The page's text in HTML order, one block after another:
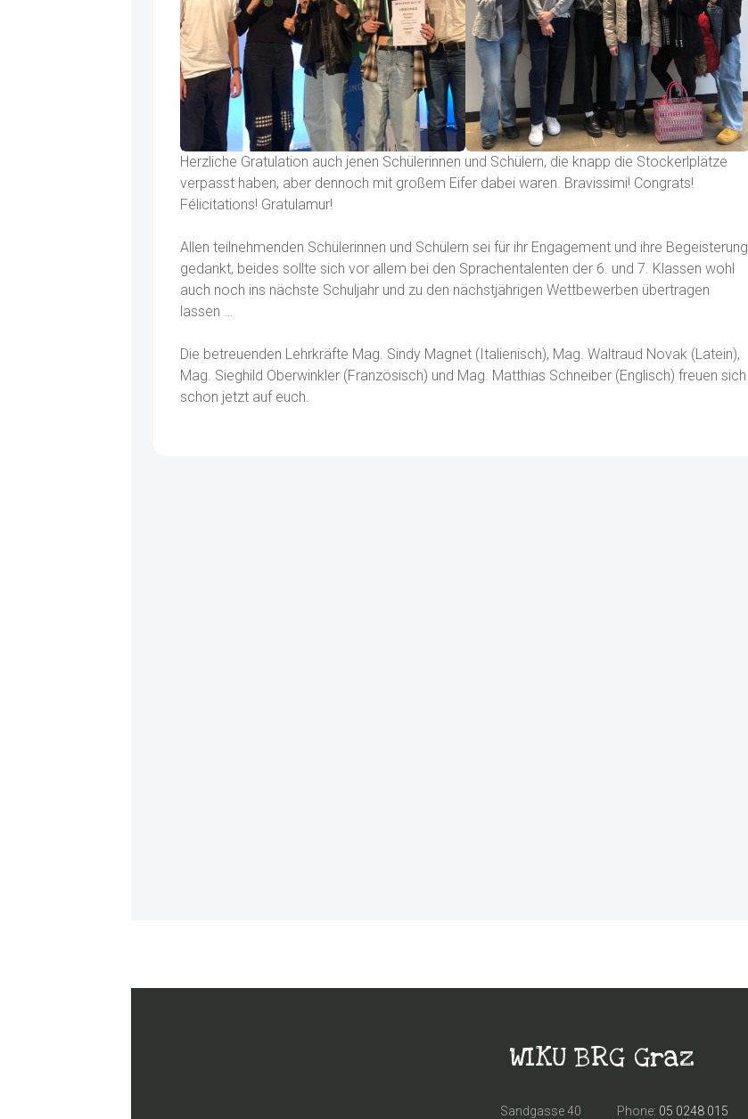
Herzliche Gratulation auch jenen Schülerinnen und Schülern, die knapp die Stockerlplätze
verpasst haben, aber dennoch mit großem Eifer dabei waren. Bravissimi! Congrats!
Félicitations! Gratulamur!
Allen teilnehmenden Schülerinnen und Schülern sei für ihr Engagement und ihre Begeisterung
gedankt, beides sollte sich vor allem bei den Sprachentalenten der 6. und 7. Klassen wohl
auch noch ins nächste Schuljahr und zu den nächstjährigen Wettbewerben übertragen
lassen …
Die betreuenden Lehrkräfte Mag. Sindy Magnet (Italienisch), Mag. Waltraud Novak (Latein),
Mag. Sieghild Oberwinkler (Französisch) und Mag. Matthias Schneiber (Englisch) freuen sich
schon jetzt auf euch.
WIKU BRG Graz
Phone: 05 0248 015
Sandgasse 40